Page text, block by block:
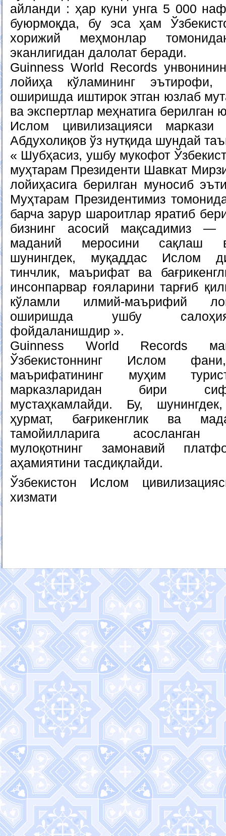
айланди : ҳар куни унга 5 000
буюрмоқда, бу эса ҳам
хорижий меҳмонлар
эканлигидан далолат беради.
Guinness World Records
лойиҳа кўламининг
оширишда иштирок этган юзлаб
ва экспертлар меҳнатига берилган
Ислом цивилизацияси маркази
Абдухолиқов ўз нутқида шундай
« Шубҳасиз, ушбу мукофот
муҳтарам Президенти Шавкат
лойиҳасига берилган муносиб
Муҳтарам Президентимиз
барча зарур шароитлар яратиб
бизнинг асосий мақсадимиз —
маданий меросини сақлаш
шунингдек, муқаддас Ислом
тинчлик, маърифат ва
инсонпарвар ғояларини тарғиб
кўламли илмий-маърифий
оширишда ушбу
фойдаланишдир ».
Guinness World Records
Ўзбекистоннинг Ислом
маърифатининг муҳим
марказларидан бири
мустаҳкамлайди. Бу,
ҳурмат, бағрикенглик ва
тамойилларига асосланган
мулоқотнинг замонавий
аҳамиятини тасдиқлайди.
Ўзбекистон Ислом
хизмати